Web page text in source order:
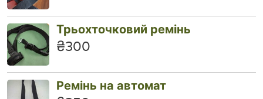
Трьохточковий ремінь
₴300
Ремінь на автомат